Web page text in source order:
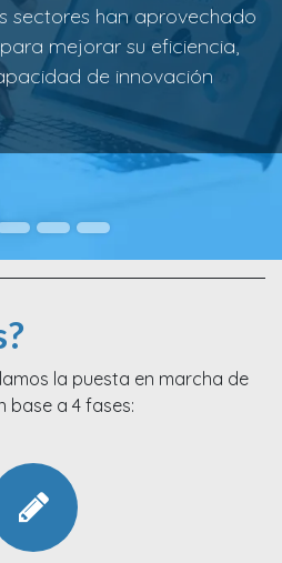
sectores han aprovechado
para mejorar su eficiencia,
de innovación
la puesta en marcha de
base a 4 fases: